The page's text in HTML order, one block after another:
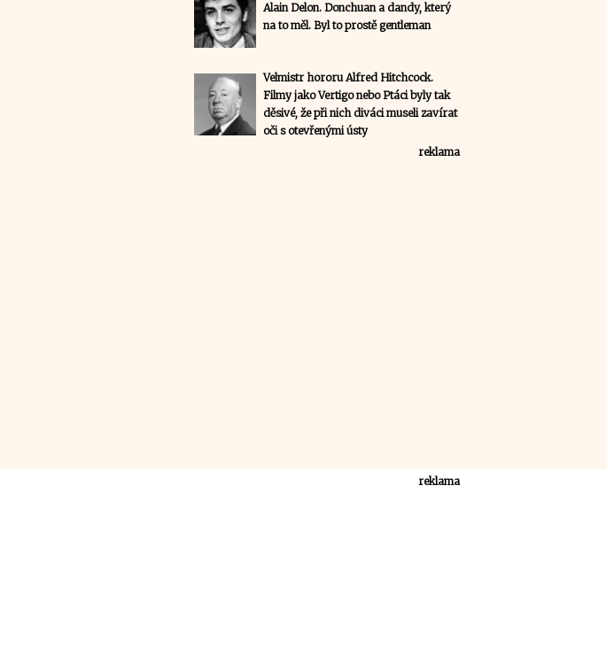
Alain Delon. Donchuan a dandy, který
na to měl. Byl to prostě gentleman
Velmistr hororu Alfred Hitchcock.
Filmy jako Vertigo nebo Ptáci byly tak
děsivé, že při nich diváci museli zavírat
oči s otevřenými ústy
reklama
reklama